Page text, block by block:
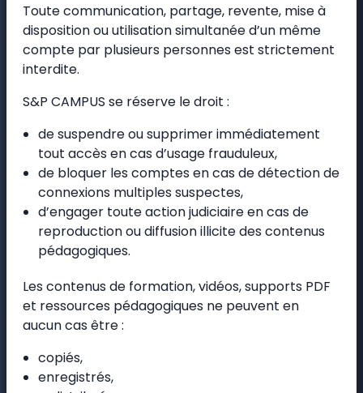
Toute communication, partage, revente, mise à
disposition ou utilisation simultanée d’un même
compte par plusieurs personnes est strictement
interdite.
S&P CAMPUS se réserve le droit :
de suspendre ou supprimer immédiatement
tout accès en cas d’usage frauduleux,
de bloquer les comptes en cas de détection de
connexions multiples suspectes,
d’engager toute action judiciaire en cas de
reproduction ou diffusion illicite des contenus
pédagogiques.
Les contenus de formation, vidéos, supports PDF
et ressources pédagogiques ne peuvent en
aucun cas être :
copiés,
enregistrés,